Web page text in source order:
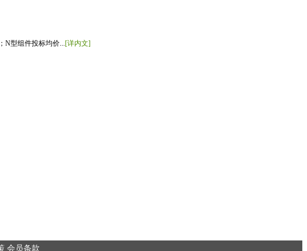
型组件投标均价... [详内文]
会员条款